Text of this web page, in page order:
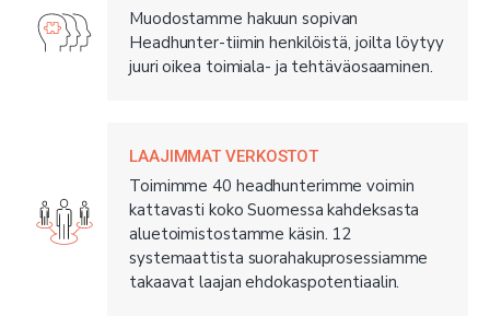
Muodostamme hakuun sopivan
Headhunter-tiimin henkilöistä, joilta löytyy
juuri oikea toimiala- ja tehtäväosaaminen.
LAAJIMMAT VERKOSTOT
Toimimme 40 headhunterimme voimin
kattavasti koko Suomessa kahdeksasta
aluetoimistostamme käsin. 12
systemaattista suorahakuprosessiamme
takaavat laajan ehdokaspotentiaalin.